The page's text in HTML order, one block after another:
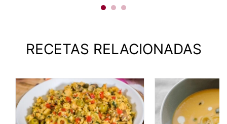
RECETAS RELACIONADAS